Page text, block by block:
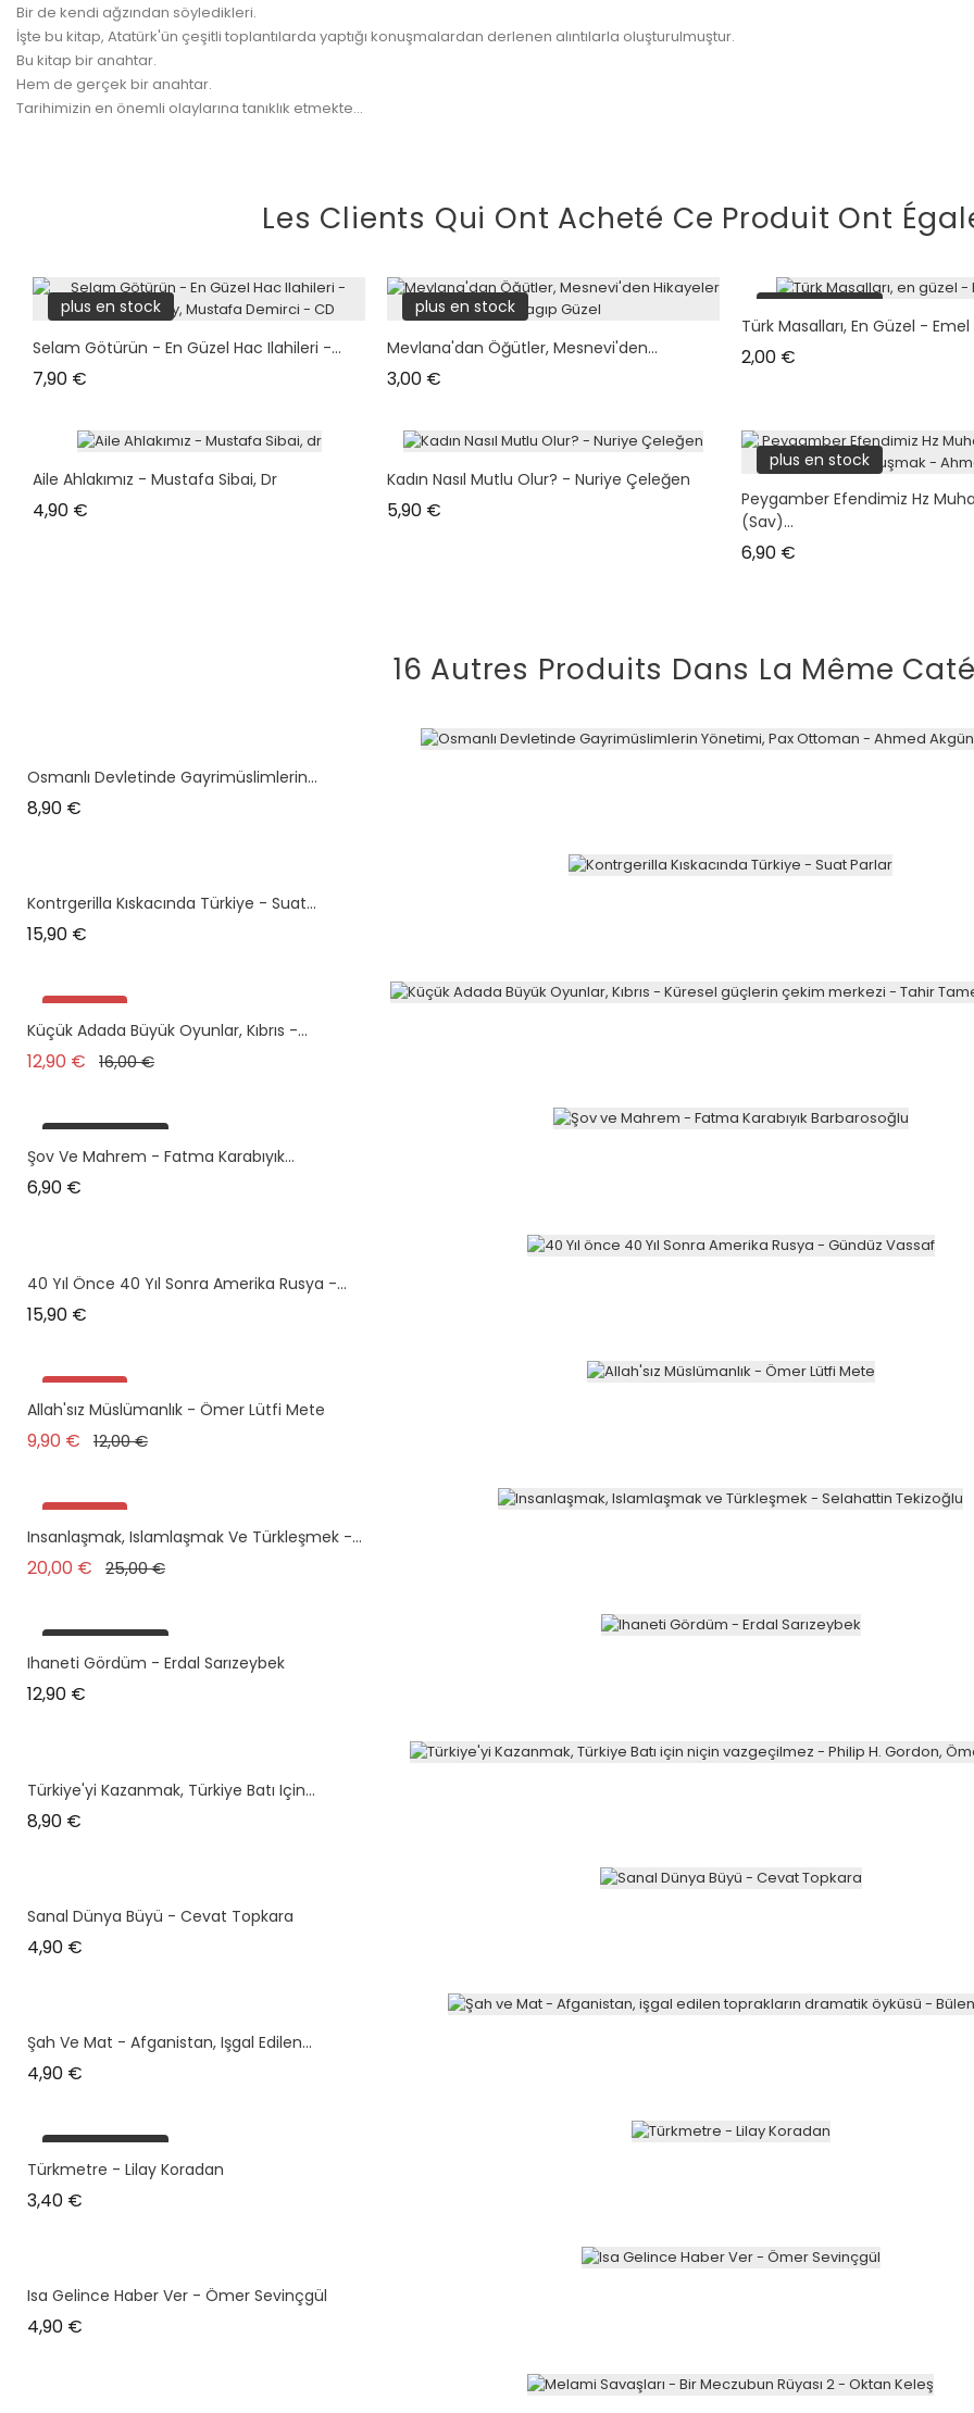
Bir de kendi ağzından söyledikleri.
İşte bu kitap, Atatürk'ün çeşitli toplantılarda yaptığı konuşmalardan derlenen alıntılarla oluşturulmuştur.
Bu kitap bir anahtar.
Hem de gerçek bir anahtar.
Tarihimizin en önemli olaylarına tanıklık etmekte...
Les Clients Qui Ont Acheté Ce Produit Ont
plus en stock
Selam Götürün - En Güzel Hac Ilahileri -...
7,90 €
plus en stock
Mevlana'dan Öğütler, Mesnevi'den...
3,00 €
plus en stock
Türk Masalları, En Güzel -
2,00 €
Aile Ahlakımız - Mustafa Sibai, Dr
4,90 €
Kadın Nasıl Mutlu Olur? - Nuriye Çeleğen
5,90 €
plus en stock
Peygamber Efendimiz Hz
(sav)...
6,90 €
16 Autres Produits Dans La Même
Osmanlı Devletinde Gayrimüslimlerin...
8,90 €
Kontrgerilla Kıskacında Türkiye - Suat...
15,90 €
Promo !
Küçük Adada Büyük Oyunlar, Kıbrıs -...
12,90 € Prix de base
16,00 €Prix
plus en stock
Şov Ve Mahrem - Fatma Karabıyık...
6,90 €
40 Yıl Önce 40 Yıl Sonra Amerika Rusya -...
15,90 €
Promo !
plus en stock
Allah'sız Müslümanlık - Ömer Lütfi Mete
9,90 € Prix de base
12,00 €Prix
Promo !
Insanlaşmak, Islamlaşmak Ve Türkleşmek -...
20,00 € Prix de base
25,00 €Prix
plus en stock
Ihaneti Gördüm - Erdal Sarızeybek
12,90 €
Türkiye'yi Kazanmak, Türkiye Batı Için...
8,90 €
Sanal Dünya Büyü - Cevat Topkara
4,90 €
Şah Ve Mat - Afganistan, Işgal Edilen...
4,90 €
plus en stock
Türkmetre - Lilay Koradan
3,40 €
Isa Gelince Haber Ver - Ömer Sevinçgül
4,90 €